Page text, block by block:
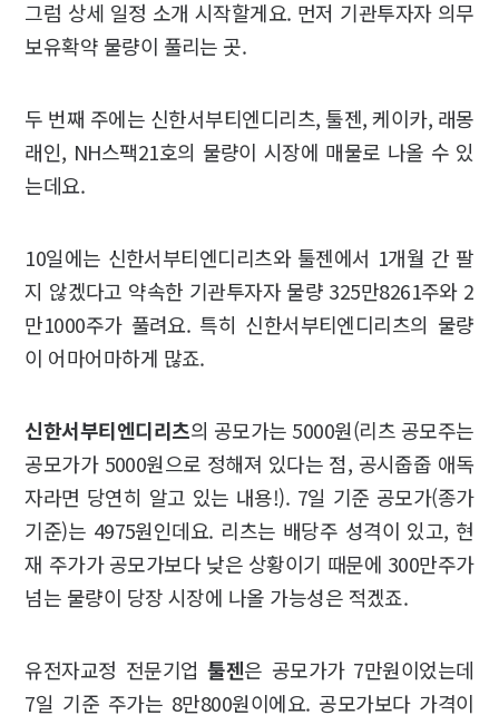
그럼 상세 일정 소개 시작할게요. 먼저 기관투자자 의무
보유확약 물량이 풀리는 곳.
두 번째 주에는 신한서부티엔디리츠, 툴젠, 케이카, 래몽
래인, NH스팩21호의 물량이 시장에 매물로 나올 수 있
는데요.
10일에는 신한서부티엔디리츠와 툴젠에서 1개월 간 팔
지 않겠다고 약속한 기관투자자 물량 325만8261주와 2
만1000주가 풀려요. 특히 신한서부티엔디리츠의 물량
이 어마어마하게 많죠.
신한서부티엔디리츠의 공모가는 5000원(리츠 공모주는
공모가가 5000원으로 정해져 있다는 점, 공시줍줍 애독
자라면 당연히 알고 있는 내용!). 7일 기준 공모가(종가
기준)는 4975원인데요. 리츠는 배당주 성격이 있고, 현
재 주가가 공모가보다 낮은 상황이기 때문에 300만주가
넘는 물량이 당장 시장에 나올 가능성은 적겠죠.
유전자교정 전문기업툴젠은 공모가가 7만원이었는데
7일 기준 주가는 8만800원이에요. 공모가보다 가격이